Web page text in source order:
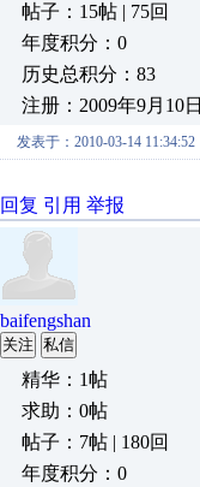
帖子：15帖 | 75回
年度积分：0
历史总积分：83
注册：2009年9月10日
发表于：2010-03-14 11:34:52
回复 引用 举报
baifengshan
关注 私信
精华：1帖
求助：0帖
帖子：7帖 | 180回
年度积分：0